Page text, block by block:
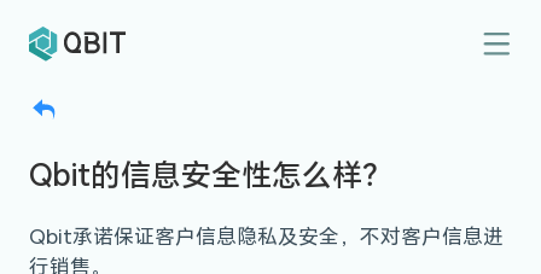
Qbit的信息安全性怎么样？
Qbit承诺保证客户信息隐私及安全，不对客户信息进
行销售。